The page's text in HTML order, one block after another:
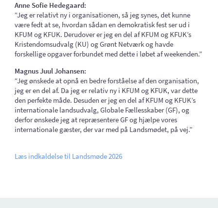
Anne Sofie Hedegaard:
“Jeg er relativt ny i organisationen, så jeg synes, det kunne
være fedt at se, hvordan sådan en demokratisk fest ser ud i
KFUM og KFUK. Derudover er jeg en del af KFUM og KFUK’s
Kristendomsudvalg (KU) og Grønt Netværk og havde
forskellige opgaver forbundet med dette i løbet af weekenden.”
Magnus Juul Johansen:
“Jeg ønskede at opnå en bedre forståelse af den organisation,
jeg er en del af. Da jeg er relativ ny i KFUM og KFUK, var dette
den perfekte måde. Desuden er jeg en del af KFUM og KFUK’s
internationale landsudvalg, Globale Fællesskaber (GF), og
derfor ønskede jeg at repræsentere GF og hjælpe vores
internationale gæster, der var med på Landsmødet, på vej.”
Læs indkaldelse til Landsmøde 2026